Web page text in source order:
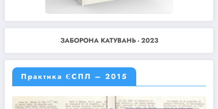
ЗАБОРОНА КАТУВАНЬ - 2023
Практика ЄСПЛ – 2015